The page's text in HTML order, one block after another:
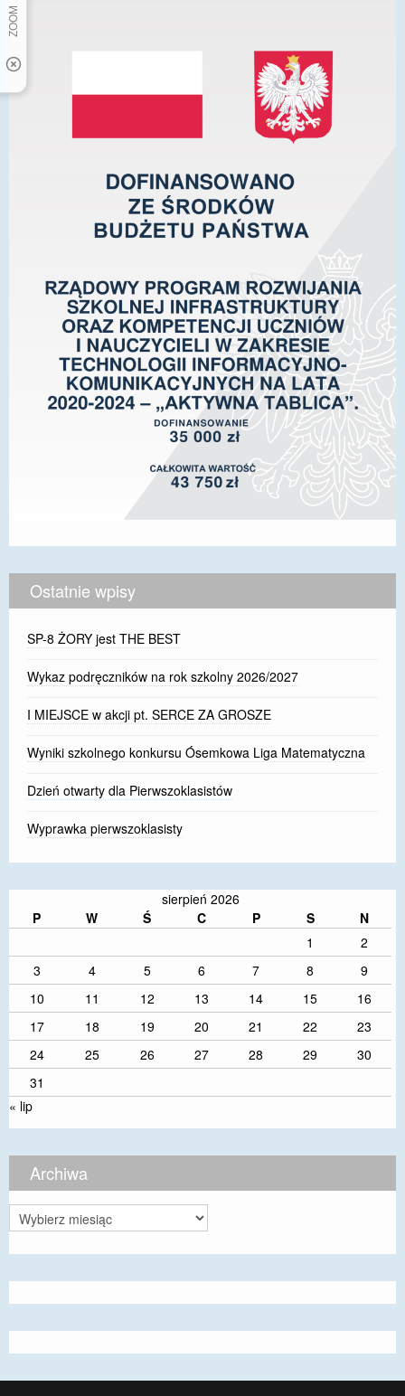
Ostatnie wpisy
SP-8 ŻORY jest THE BEST
Wykaz podręczników na rok szkolny 2026/2027
I MIEJSCE w akcji pt. SERCE ZA GROSZE
Wyniki szkolnego konkursu Ósemkowa Liga Matematyczna
Dzień otwarty dla Pierwszoklasistów
Wyprawka pierwszoklasisty
sierpień 2026
P
W Ś C P S
N
1
2
3
4 5 6 7 8
9
10
11 12 13 14 15
16
17
18 19 20 21 22
23
24
25 26 27 28 29
30
31
« lip
Archiwa
Archiwa